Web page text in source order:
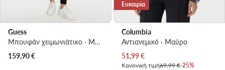
Guess
Μπουφάν χειμωνιάτικο · Μαύρο
159,90€
Ευκαιρία
Columbia
Αντιανεμικό · Μαύρο
Τρέχουσα τιμή
51,99€
Κανονική τιμή69,99 €-25%